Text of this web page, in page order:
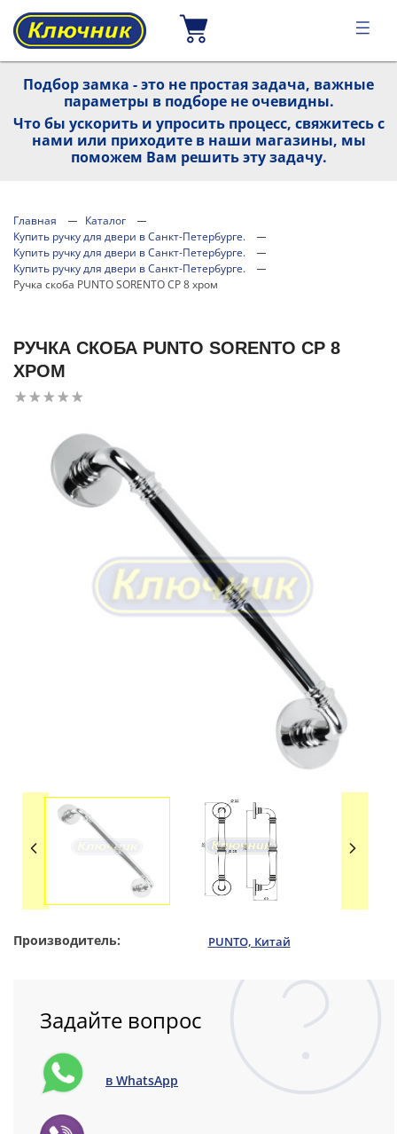
Подбор замка - это не простая задача, важные
параметры в подборе не очевидны.
Что бы ускорить и упросить процесс, свяжитесь с
нами или приходите в наши магазины, мы
поможем Вам решить эту задачу.
Главная
Каталог
Купить ручку для двери в Санкт-Петербурге.
Купить ручку для двери в Санкт-Петербурге.
Купить ручку для двери в Санкт-Петербурге.
Ручка скоба PUNTO SORENTO CP 8 хром
РУЧКА СКОБА PUNTO SORENTO CP 8
ХРОМ
Производитель: PUNTO, Китай
Задайте вопрос
в WhatsApp